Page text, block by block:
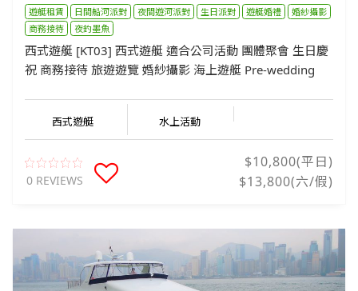
遊艇租賃
日間船河派對 夜間遊河派對 生日派對 遊艇婚禮
婚紗攝影
商務接待
夜釣墨魚
西式遊艇 [KT03] 西式遊艇 適合公司活動 團體聚會 生日慶
祝 商務接待 旅遊遊覽 婚紗攝影 海上遊艇 Pre-wedding
西式遊艇 水上活動
0 REVIEWS
$10,800(平日)
$13,800(六/假)